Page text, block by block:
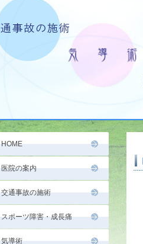
HOME
医院の案内
交通事故の施術
スポーツ障害・成長痛
気導術